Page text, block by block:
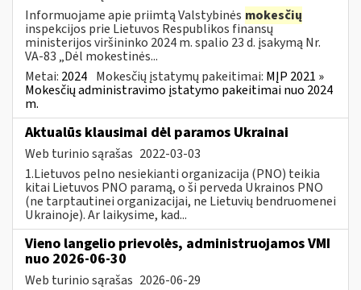
Informuojame apie priimtą Valstybinės mokesčių
inspekcijos prie Lietuvos Respublikos finansų
ministerijos viršininko 2024 m. spalio 23 d. įsakymą Nr.
VA-83 „Dėl mokestinės...
Metai: 2024 Mokesčių įstatymų pakeitimai: MĮP 2021 »
Mokesčių administravimo įstatymo pakeitimai nuo 2024
m.
Aktualūs klausimai dėl paramos Ukrainai
Web turinio sąrašas 2022-03-03
1.Lietuvos pelno nesiekianti organizacija (PNO) teikia
kitai Lietuvos PNO paramą, o ši perveda Ukrainos PNO
(ne tarptautinei organizacijai, ne Lietuvių bendruomenei
Ukrainoje). Ar laikysime, kad...
Vieno langelio prievolės, administruojamos VMI
nuo 2026-06-30
Web turinio sąrašas 2026-06-29